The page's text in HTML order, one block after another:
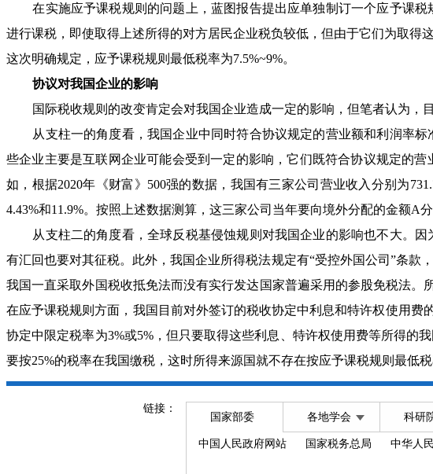
在实施应予课税规则的问题上，蓝图报告提出应单独制订一个应予课税
进行课税，即使取得上述所得的对方居民企业税负较低，但由于它们为取
这次明确规定，应予课税规则最低税率为7.5%~9%。
协议对我国企业的影响
国际税收规则的改变肯定会对我国企业造成一定的影响，但笔者认为，目
从支柱一的角度看，我国企业中同时符合协议规定的营业额和利润率标
些企业主要是互联网企业可能会受到一定的影响，它们既符合协议规定的
如，根据2020年《财富》500强的数据，我国有三家公司营业收入分别为
4.43%和11.9%。按照上述数据测算，这三家公司当年要向境外分配的金额A
从支柱二的角度看，全球反税基侵蚀规则对我国企业的影响也不大。因
有汇回也要对其征税。此外，我国企业所得税法规定有“受控外国公司”条
我国一直采取外国税收抵免法而没有实行发达国家普遍采用的参股免税法。
在应予课税规则方面，我国目前对外签订的税收协定中利息和特许权使用费
协定中限定税率为3%或5%，但只要取得这些利息、特许权使用费等所得
要按25%的税率在我国缴税，这时所得来源国就不存在按应予课税规则最低税
链接：
国家部委 各地学会 科研
中国人民政府网站 国家税务总局 中华人